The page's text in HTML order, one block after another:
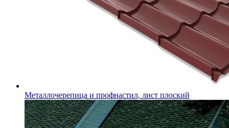
Металлочерепица и профнастил, лист плоский